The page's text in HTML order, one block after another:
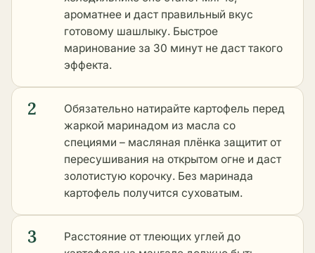
ароматнее и даст правильный вкус
готовому шашлыку. Быстрое
маринование за 30 минут не даст такого
эффекта.
2
Обязательно натирайте картофель перед
жаркой маринадом из масла со
специями – масляная плёнка защитит от
пересушивания на открытом огне и даст
золотистую корочку. Без маринада
картофель получится суховатым.
3
Расстояние от тлеющих углей до